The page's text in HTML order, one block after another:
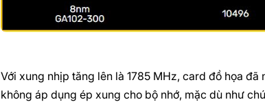
Với xung nhịp tăng lên là 1785 MHz, card đồ họa
không áp dụng ép xung cho bộ nhớ, mặc dù như